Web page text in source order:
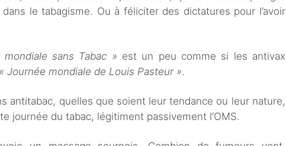
le tabagisme. Ou à féliciter des dictatures pour l’avoir
mondiale sans Tabac » est un peu comme si les antivax
« Journée mondiale de Louis Pasteur ».
antitabac, quelles que soient leur tendance ou leur nature,
journée du tabac, légitiment passivement l’OMS.